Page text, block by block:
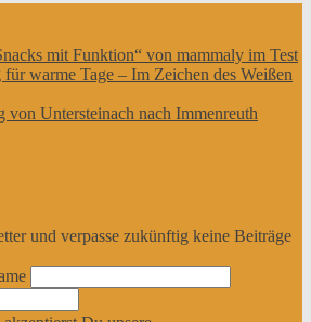
mit Funktion“ von mammaly im Test
warme Tage – Im Zeichen des Weißen
von Untersteinach nach Immenreuth
und verpasse zukünftig keine Beiträge